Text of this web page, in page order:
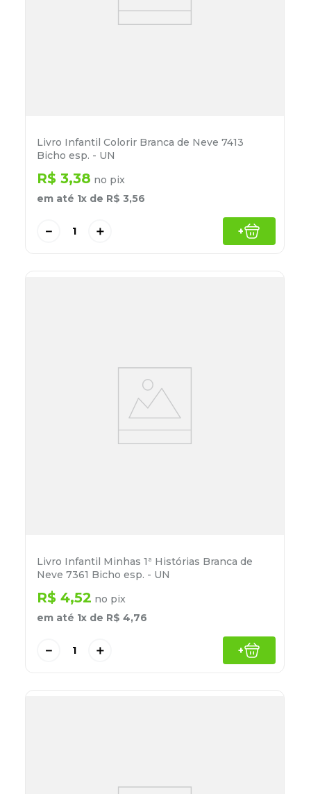
Livro Infantil Colorir Branca de Neve 7413
Bicho esp. - UN
R$ 3,38 no pix
em até 1x de R$ 3,56
＋
－ +
Livro Infantil Minhas 1ª Histórias Branca de
Neve 7361 Bicho esp. - UN
R$ 4,52 no pix
em até 1x de R$ 4,76
＋
－ +